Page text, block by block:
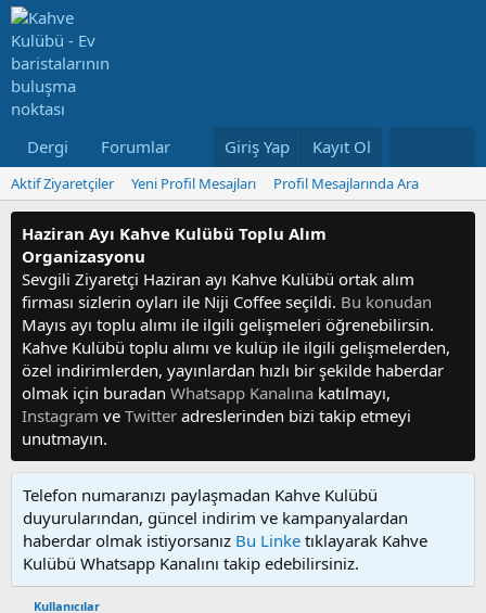
Dergi Forumlar Neler Yeni Kullanıcılar
Giriş Yap Kayıt Ol
Aktif Ziyaretçiler Yeni Profil Mesajları Profil Mesajlarında Ara
Haziran Ayı Kahve Kulübü Toplu Alım
Organizasyonu
Sevgili Ziyaretçi Haziran ayı Kahve Kulübü ortak alım
firması sizlerin oyları ile Niji Coffee seçildi. Bu konudan
Mayıs ayı toplu alımı ile ilgili gelişmeleri öğrenebilirsin.
Kahve Kulübü toplu alımı ve kulüp ile ilgili gelişmelerden,
özel indirimlerden, yayınlardan hızlı bir şekilde haberdar
olmak için buradan Whatsapp Kanalına katılmayı,
Instagram ve Twitter adreslerinden bizi takip etmeyi
unutmayın.
Telefon numaranızı paylaşmadan Kahve Kulübü
duyurularından, güncel indirim ve kampanyalardan
haberdar olmak istiyorsanız Bu Linke tıklayarak Kahve
Kulübü Whatsapp Kanalını takip edebilirsiniz.
Kullanıcılar